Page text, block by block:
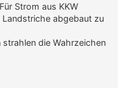
Strom aus KKW
abgebaut zu
die Wahrzeichen